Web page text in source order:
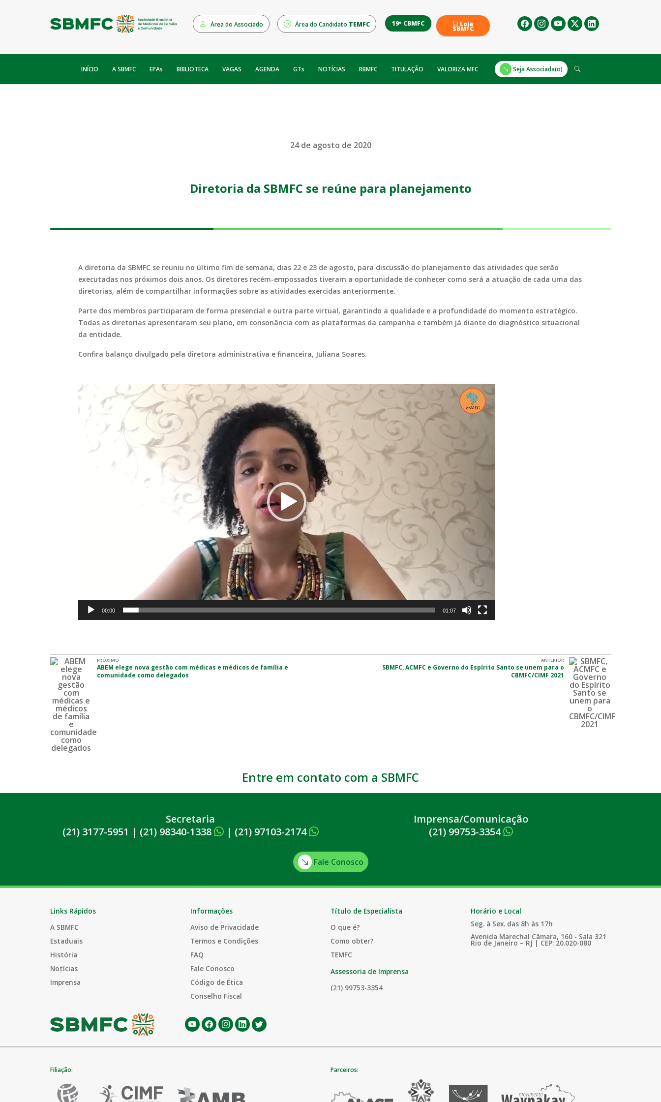
Área do Associado Área do Candidato TEMFC 19º CBMFC Loja
SBMFC
INÍCIO A SBMFC EPAs BIBLIOTECA VAGAS AGENDA GTs NOTÍCIAS RBMFC TITULAÇÃO VALORIZA MFC Seja Associada(o)
24 de agosto de 2020
Diretoria da SBMFC se reúne para planejamento
A diretoria da SBMFC se reuniu no último fim de semana, dias 22 e 23 de agosto, para discussão do planejamento das atividades que serão
executadas nos próximos dois anos. Os diretores recém-empossados tiveram a oportunidade de conhecer como será a atuação de cada uma das
diretorias, além de compartilhar informações sobre as atividades exercidas anteriormente.
Parte dos membros participaram de forma presencial e outra parte virtual, garantindo a qualidade e a profundidade do momento estratégico.
Todas as diretorias apresentaram seu plano, em consonância com as plataformas da campanha e também já diante do diagnóstico situacional
da entidade.
Confira balanço divulgado pela diretora administrativa e financeira, Juliana Soares.
Tocador
de
vídeo
00:00 01:07
PRÓXIMO
ABEM elege nova gestão com médicas e médicos de família e
comunidade como delegados
ANTERIOR
SBMFC, ACMFC e Governo do Espírito Santo se unem para o
CBMFC/CIMF 2021
Entre em contato com a SBMFC
Secretaria
(21) 3177-5951 | (21) 98340-1338 | (21) 97103-2174
Imprensa/Comunicação
(21) 99753-3354
Fale Conosco
Links Rápidos
A SBMFC
Estaduais
História
Notícias
Imprensa
Informações
Aviso de Privacidade
Termos e Condições
FAQ
Fale Conosco
Código de Ética
Conselho Fiscal
Título de Especialista
O que é?
Como obter?
TEMFC
Assessoria de Imprensa
(21) 99753-3354
Horário e Local
Seg. à Sex. das 8h às 17h
Avenida Marechal Câmara, 160 - Sala 321
Rio de Janeiro – RJ | CEP: 20.020-080
Filiação: Parceiros: